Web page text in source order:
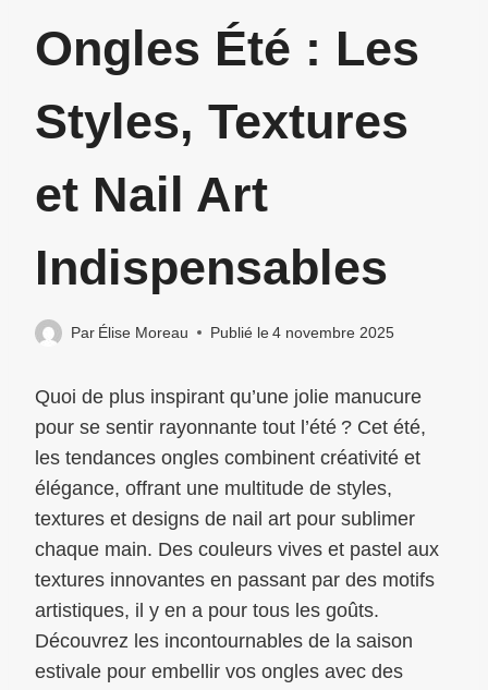
Ongles Été : Les
Styles, Textures
et Nail Art
Indispensables
Par Élise Moreau Publié le 4 novembre 2025
Quoi de plus inspirant qu’une jolie manucure
pour se sentir rayonnante tout l’été ? Cet été,
les tendances ongles combinent créativité et
élégance, offrant une multitude de styles,
textures et designs de nail art pour sublimer
chaque main. Des couleurs vives et pastel aux
textures innovantes en passant par des motifs
artistiques, il y en a pour tous les goûts.
Découvrez les incontournables de la saison
estivale pour embellir vos ongles avec des